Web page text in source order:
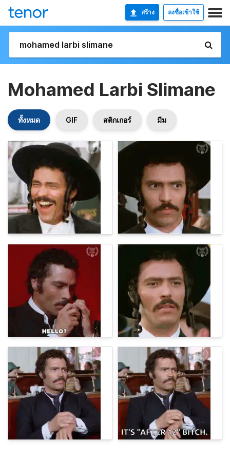
สร้าง ลงชื่อเข้าใช้
Mohamed Larbi Slimane
ทั้งหมด GIF สติกเกอร์ มีม